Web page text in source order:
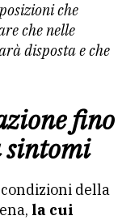
che
che nelle
disposta e che
fino
sintomi
della
la cui